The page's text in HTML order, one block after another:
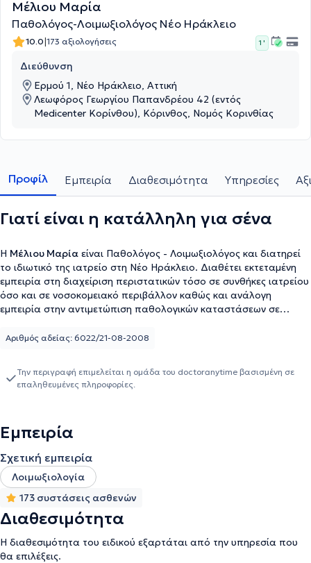
Μέλιου Μαρία
Παθολόγος-Λοιμωξιολόγος Νέο Ηράκλειο
10.0|173 αξιολογήσεις 1 '
Διεύθυνση
Ερμού 1, Νέο Ηράκλειο, Αττική
Λεωφόρος Γεωργίου Παπανδρέου 42 (εντός
Medicenter Κορίνθου), Κόρινθος, Νομός Κορινθίας
Προφίλ Εμπειρία Διαθεσιμότητα Υπηρεσίες
Γιατί είναι η κατάλληλη για σένα
Η Μέλιου Μαρία είναι Παθολόγος - Λοιμωξιολόγος και διατηρεί
το ιδιωτικό της ιατρείο στη Νέο Ηράκλειο. Διαθέτει εκτεταμένη
εμπειρία στη διαχείριση περιστατικών τόσο σε συνθήκες ιατρείου
όσο και σε νοσοκομειακό περιβάλλον καθώς και ανάλογη
εμπειρία στην αντιμετώπιση παθολογικών καταστάσεων σε
ευάλωτων πληθυσμών. Σπούδασε Ιατρική στην Ιατρική Σχολή
και ακολούθως εξειδικεύθηκε στη Λοιμωξιολογία στο ΓΝΑ
“Κοργιαλένειο-Μπενάκειο Ε.Ε.Σ” λαμβάνοντας υποτροφία από
Αριθμός αδείας: 6022/21-08-2008
Την περιγραφή επιμελείται η ομάδα του doctoranytime βασισμένη σε
επαληθευμένες πληροφορίες.
Εμπειρία
Σχετική εμπειρία
Λοιμωξιολογία
173 συστάσεις ασθενών
Διαθεσιμότητα
Η διαθεσιμότητα του ειδικού εξαρτάται από την υπηρεσία που
θα επιλέξεις.